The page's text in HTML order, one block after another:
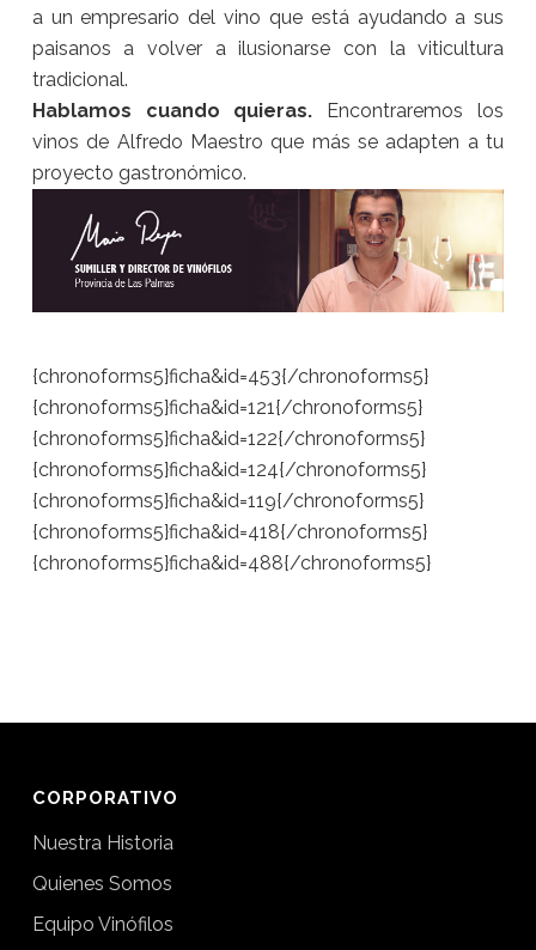
a un empresario del vino que está ayudando a sus
paisanos a volver a ilusionarse con la viticultura
tradicional.
Hablamos cuando quieras. Encontraremos los
vinos de Alfredo Maestro que más se adapten a tu
proyecto gastronómico.
{chronoforms5}ficha&id=453{/chronoforms5}
{chronoforms5}ficha&id=121{/chronoforms5}
{chronoforms5}ficha&id=122{/chronoforms5}
{chronoforms5}ficha&id=124{/chronoforms5}
{chronoforms5}ficha&id=119{/chronoforms5}
{chronoforms5}ficha&id=418{/chronoforms5}
{chronoforms5}ficha&id=488{/chronoforms5}
CORPORATIVO
Nuestra Historia
Quienes Somos
Equipo Vinófilos